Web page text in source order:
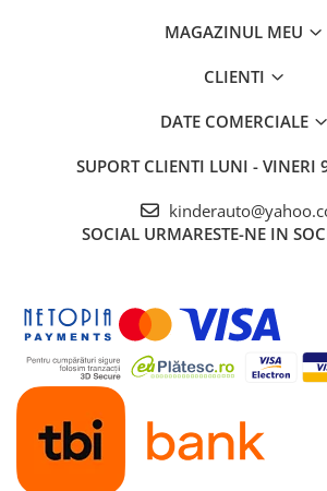
MAGAZINUL MEU
CLIENTI
DATE COMERCIALE
SUPORT CLIENTI LUNI - VINERI
SOCIAL URMARESTE-NE IN